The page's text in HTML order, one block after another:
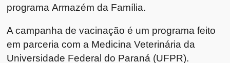
programa Armazém da Família.
A campanha de vacinação é um programa feito
em parceria com a Medicina Veterinária da
Universidade Federal do Paraná (UFPR).